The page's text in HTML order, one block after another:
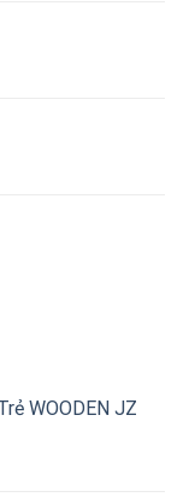
WOODEN JZ